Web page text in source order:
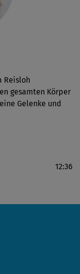
Reisloh
gesamten Körper
Gelenke und
Fußspitzen
Alltagskleidung
12:36